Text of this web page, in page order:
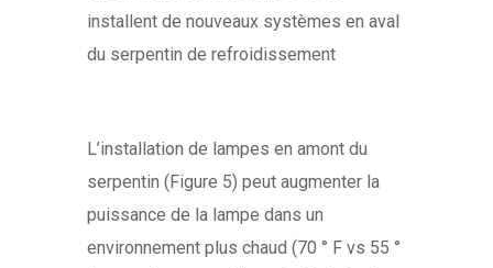
installent de nouveaux systèmes en aval
du serpentin de refroidissement
L’installation de lampes en amont du
serpentin (Figure 5) peut augmenter la
puissance de la lampe dans un
environnement plus chaud (70 ° F vs 55 °